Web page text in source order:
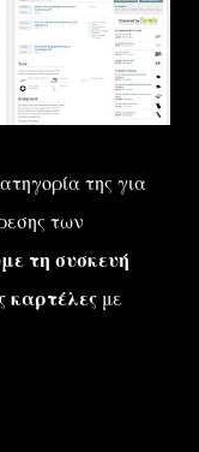
της για
των
τη συσκευή
καρτέλες με